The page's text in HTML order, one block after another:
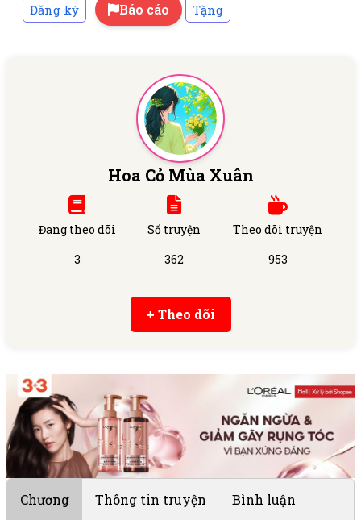
Đăng ký Báo cáo Tặng
Hoa Cỏ Mùa Xuân
Đang theo dõi
3
Số truyện
362
Theo dõi truyện
953
+ Theo dõi
Chương Thông tin truyện Bình luận